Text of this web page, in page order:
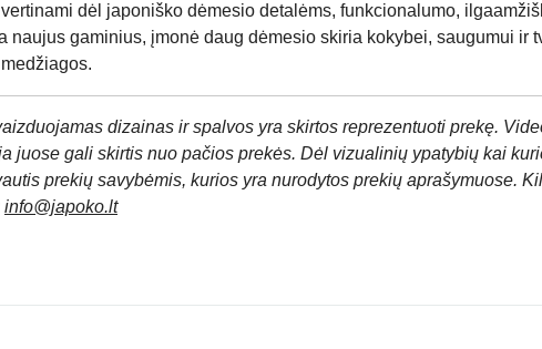
dėl japoniško dėmesio detalėms, funkcionalumo,
naujus gaminius, įmonė daug dėmesio skiria kokybei, saugumui ir
dizainas ir spalvos yra skirtos reprezentuoti prekę.
juose gali skirtis nuo pačios prekės. Dėl vizualinių ypatybių kai
prekių savybėmis, kurios yra nurodytos prekių aprašymuose.
info@japoko.lt